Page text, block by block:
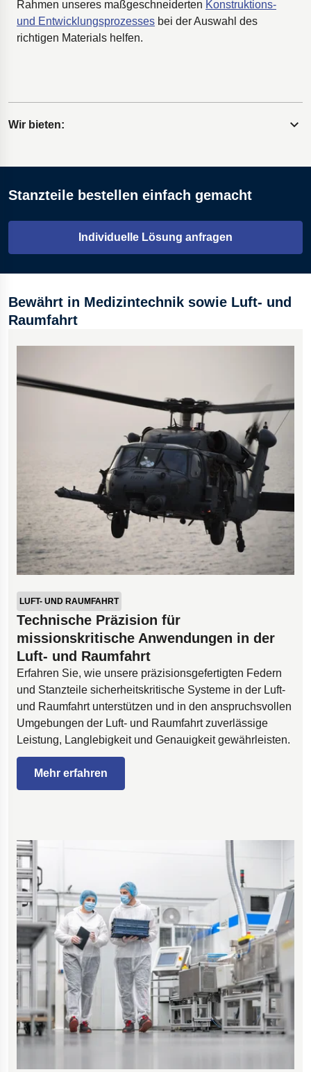
Rahmen unseres maßgeschneiderten Konstruktions-
und Entwicklungsprozesses bei der Auswahl des
richtigen Materials helfen.
Wir bieten:
Inhalt erweitern
mm
Anwendung individuell festgelegt werden
Stanzteile bestellen einfach gemacht
Individuelle Lösung anfragen
Bewährt in Medizintechnik sowie Luft- und
Raumfahrt
LUFT- UND RAUMFAHRT
Technische Präzision für
missionskritische Anwendungen in der
Luft- und Raumfahrt
Erfahren Sie, wie unsere präzisionsgefertigten Federn
und Stanzteile sicherheitskritische Systeme in der Luft-
und Raumfahrt unterstützen und in den anspruchsvollen
Umgebungen der Luft- und Raumfahrt zuverlässige
Leistung, Langlebigkeit und Genauigkeit gewährleisten.
Mehr erfahren